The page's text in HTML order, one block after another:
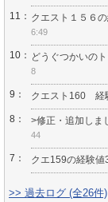
11： クエスト１５６
6:49
10： どうぐつかいの
8
9： クエスト160 経
8： >修正・追加しま
44
7： クエ159の経験値
>> 過去ログ (全26件)